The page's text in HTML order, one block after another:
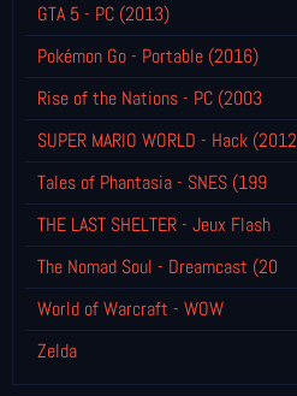
GTA 5 - PC (2013)
Pokémon Go - Portable (2016)
Rise of the Nations - PC (2003
SUPER MARIO WORLD - Hack (2012
Tales of Phantasia - SNES (199
THE LAST SHELTER - Jeux Flash
The Nomad Soul - Dreamcast (20
World of Warcraft - WOW
Zelda